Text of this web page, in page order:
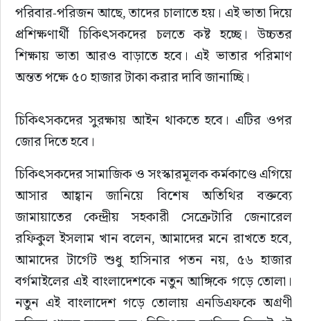
পরিবার-পরিজন আছে, তাদের চালাতে হয়। এই ভাতা দিয়ে
প্রশিক্ষণার্থী চিকিৎসকদের চলতে কষ্ট হচ্ছে। উচ্চতর
শিক্ষায় ভাতা আরও বাড়াতে হবে। এই ভাতার পরিমাণ
অন্তত পক্ষে ৫০ হাজার টাকা করার দাবি জানাচ্ছি।
চিকিৎসকদের সুরক্ষায় আইন থাকতে হবে। এটির ওপর
জোর দিতে হবে।
চিকিৎসকদের সামাজিক ও সংস্কারমূলক কর্মকাণ্ডে এগিয়ে
আসার আহ্বান জানিয়ে বিশেষ অতিথির বক্তব্যে
জামায়াতের কেন্দ্রীয় সহকারী সেক্রেটারি জেনারেল
রফিকুল ইসলাম খান বলেন, আমাদের মনে রাখতে হবে,
আমাদের টার্গেট শুধু হাসিনার পতন নয়, ৫৬ হাজার
বর্গমাইলের এই বাংলাদেশকে নতুন আঙ্গিকে গড়ে তোলা।
নতুন এই বাংলাদেশ গড়ে তোলায় এনডিএফকে অগ্রণী